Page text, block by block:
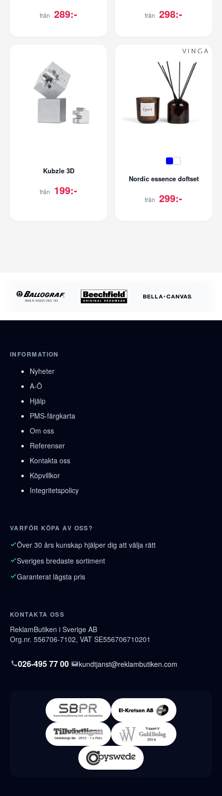
från 289:- från 298:-
Kubzle 3D
från 199:-
Nordic essence doftset
från 299:-
INFORMATION
Nyheter
A-Ö
Hjälp
PMS-färgkarta
Om oss
Referenser
Kontakta oss
Köpvillkor
Integritetspolicy
VARFÖR KÖPA AV OSS?
Över 30 års kunskap hjälper dig att välja rätt
Sveriges bredaste sortiment
Garanterat lägsta pris
KONTAKTA OSS
ReklamButiken i Sverige AB
Org.nr. 556706-7102, VAT SE556706710201
026-495 77 00 kundtjanst@reklambutiken.com